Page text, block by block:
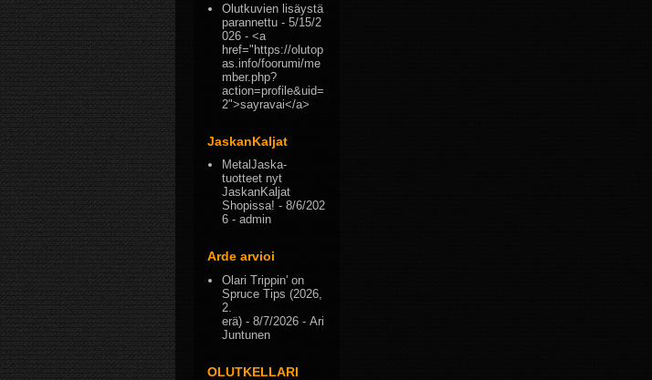
Olutkuvien lisäystä
parannettu - 5/15/2
026 - <a
href="https://olutop
as.info/foorumi/me
mber.php?
action=profile&uid=
2">sayravai</a>
JaskanKaljat
MetalJaska-
tuotteet nyt
JaskanKaljat
Shopissa! - 8/6/202
6 - admin
Arde arvioi
Olari Trippin' on
Spruce Tips (2026,
2.
erä) - 8/7/2026 - Ari
Juntunen
OLUTKELLARI